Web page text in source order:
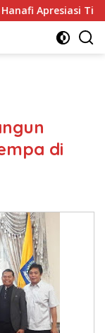
Padamkan
di